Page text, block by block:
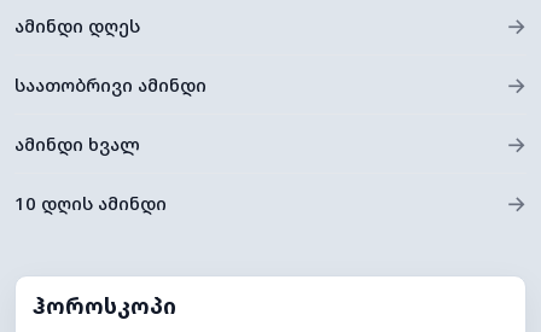
ნამის წერტილი
ხილვადობა
ამინდი დღეს →
საათობრივი ამინდი →
ამინდი ხვალ →
10 დღის ამინდი →
ჰოროსკოპი